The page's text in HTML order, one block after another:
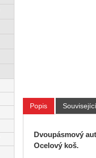
Popis Související
Dvoupásmový
Ocelový koš.